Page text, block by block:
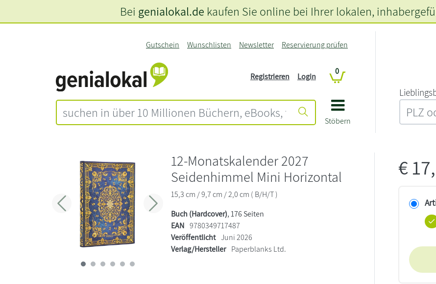
Stöbern
Gutschein Wunschlisten Newsletter Reservierung prüfen
Registrieren Login
0
Bei genialokal.de kaufen Sie online bei Ihrer lokalen,
Zurück Weiter
12-Monatskalender 2027
Seidenhimmel Mini Horizontal
15,3 cm / 9,7 cm / 2,0 cm ( B/H/T )
Buch (Hardcover), 176 Seiten
EAN 9780349717487
Veröffentlicht Juni 2026
Verlag/Hersteller Paperblanks Ltd.
€